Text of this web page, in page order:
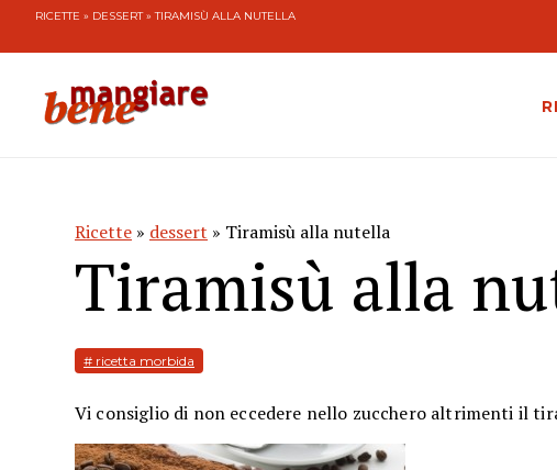
RICETTE » DESSERT» TIRAMISÙ ALLA NUTELLA
Ricette » dessert » Tiramisù alla nutella
Tiramisù alla
# ricetta morbida
Vi consiglio di non eccedere nello zucchero altrimenti il